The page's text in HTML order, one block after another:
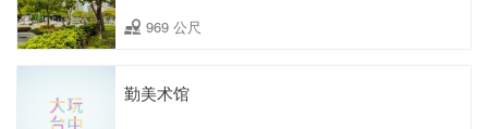
969 公尺
勤美术馆